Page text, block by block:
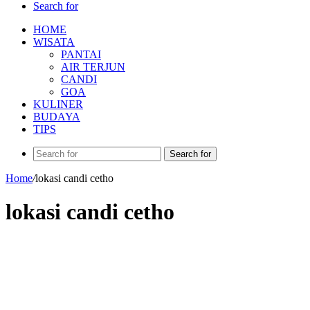
Search for
HOME
WISATA
PANTAI
AIR TERJUN
CANDI
GOA
KULINER
BUDAYA
TIPS
Search for
Home/lokasi candi cetho
lokasi candi cetho